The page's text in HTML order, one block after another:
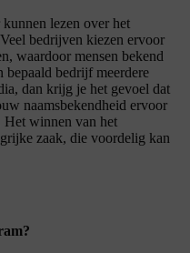
lezen over het
bedrijven kiezen ervoor
waardoor mensen bekend
bepaald bedrijf meerdere
dan krijg je het gevoel dat
naamsbekendheid ervoor
Het winnen van het
zaak, die voordelig kan